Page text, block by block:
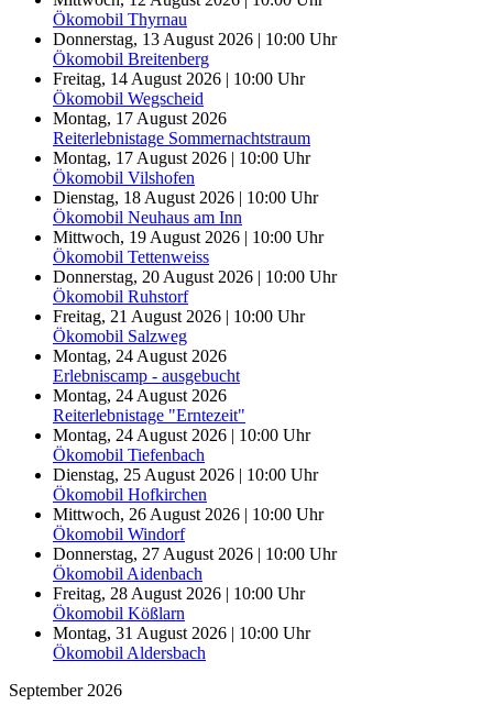
Ökomobil Thyrnau
Donnerstag, 13 August 2026 | 10:00 Uhr
Ökomobil Breitenberg
Freitag, 14 August 2026 | 10:00 Uhr
Ökomobil Wegscheid
Montag, 17 August 2026
Reiterlebnistage Sommernachtstraum
Montag, 17 August 2026 | 10:00 Uhr
Ökomobil Vilshofen
Dienstag, 18 August 2026 | 10:00 Uhr
Ökomobil Neuhaus am Inn
Mittwoch, 19 August 2026 | 10:00 Uhr
Ökomobil Tettenweiss
Donnerstag, 20 August 2026 | 10:00 Uhr
Ökomobil Ruhstorf
Freitag, 21 August 2026 | 10:00 Uhr
Ökomobil Salzweg
Montag, 24 August 2026
Erlebniscamp - ausgebucht
Montag, 24 August 2026
Reiterlebnistage "Erntezeit"
Montag, 24 August 2026 | 10:00 Uhr
Ökomobil Tiefenbach
Dienstag, 25 August 2026 | 10:00 Uhr
Ökomobil Hofkirchen
Mittwoch, 26 August 2026 | 10:00 Uhr
Ökomobil Windorf
Donnerstag, 27 August 2026 | 10:00 Uhr
Ökomobil Aidenbach
Freitag, 28 August 2026 | 10:00 Uhr
Ökomobil Kößlarn
Montag, 31 August 2026 | 10:00 Uhr
Ökomobil Aldersbach
September 2026